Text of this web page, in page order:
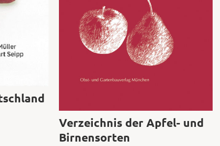
Verzeichnis der Apfel- und
Birnensorten